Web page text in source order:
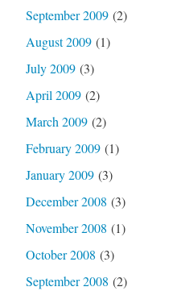
September 2009(2)
August 2009(1)
July 2009(3)
April 2009(2)
March 2009(2)
February 2009(1)
January 2009(3)
December 2008 (3)
November 2008 (1)
October 2008 (3)
September 2008 (2)